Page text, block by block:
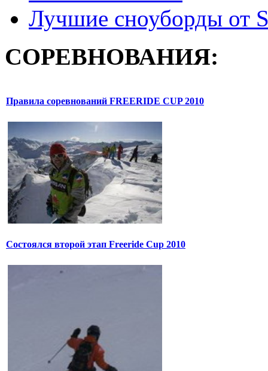
Лучшие сноуборды от
СОРЕВНОВАНИЯ:
Правила соревнований FREERIDE CUP 2010
Состоялся второй этап Freeride Cup 2010